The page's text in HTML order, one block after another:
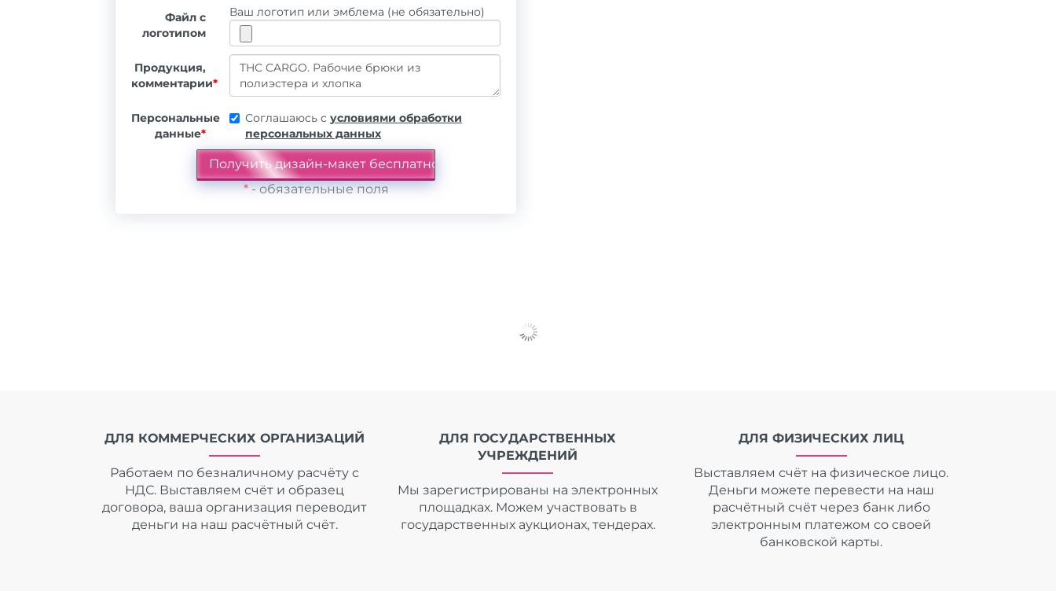
Файл с
логотипом
Ваш логотип или эмблема (не обязательно)
Продукция,
комментарии*
Персональные
данные*
Соглашаюсь с условиями обработки
персональных данных
*- обязательные поля
ДЛЯ КОММЕРЧЕСКИХ ОРГАНИЗАЦИЙ
Работаем по безналичному расчёту с
НДС. Выставляем счёт и образец
договора, ваша организация переводит
деньги на наш расчётный счёт.
ДЛЯ ГОСУДАРСТВЕННЫХ
УЧРЕЖДЕНИЙ
Мы зарегистрированы на электронных
площадках. Можем участвовать в
государственных аукционах, тендерах.
ДЛЯ ФИЗИЧЕСКИХ ЛИЦ
Выставляем счёт на физическое лицо.
Деньги можете перевести на наш
расчётный счёт через банк либо
электронным платежом со своей
банковской карты.